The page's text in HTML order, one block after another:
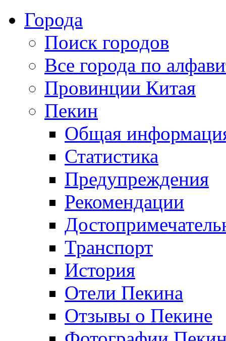
Города
Поиск городов
Все города по
Провинции Китая
Пекин
Общая
Статистика
Предупреждения
Рекомендации
Транспорт
История
Отели Пекина
Отзывы о Пекине